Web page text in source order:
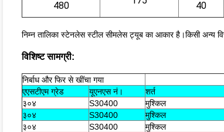
480 40
निम्न तालिका स्टेनलेस स्टील सीमलेस ट्यूब का आकार है।किसी अन्य
विशिष्ट सामग्री:
निर्बाध और फिर से खींचा गया
एएसटीएम ग्रेड
यूएनएस नं। शर्त
३०४
S30400 मुश्किल
३०४
S30400 मुश्किल
३०४
S30400 मुश्किल